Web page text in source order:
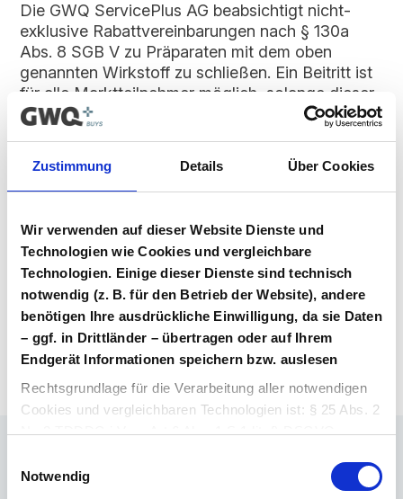
Zustimmung Details Über Cookies
Wir verwenden auf dieser Website Dienste und
Technologien wie Cookies und vergleichbare
Technologien. Einige dieser Dienste sind technisch
notwendig (z. B. für den Betrieb der Website), andere
benötigen Ihre ausdrückliche Einwilligung, da sie Daten
– ggf. in Drittländer – übertragen oder auf Ihrem
Endgerät Informationen speichern bzw. auslesen
Rechtsgrundlage für die Verarbeitung aller notwendigen
Cookies und vergleichbaren Technologien ist: § 25 Abs. 2
Nr. 2 TDDDG i.V.m. Art 6 Abs. 1 S.1 lit. f) DSGVO.
Rechtsgrundlage für die Verarbeitung aller weiteren
Notwendig
Die GWQ ServicePlus AG beabsichtigt nicht-
exklusive Rabattvereinbarungen nach § 130a
Abs. 8 SGB V zu Präparaten mit dem oben
genannten Wirkstoff zu schließen. Ein Beitritt ist
für alle Marktteilnehmer möglich, solange dieser
Vertrag im Vergabeportal gelistet ist.
Vertragsunterlagen
Bitte melden Sie sich an, um Ihre
herunterzuladen. Sie haben noch kein
Benutzerkonto? Dann können Sie sich hier
direkt registrieren.
Login Arzneimittel Konto erstellen
Ihr Ansprechpartner